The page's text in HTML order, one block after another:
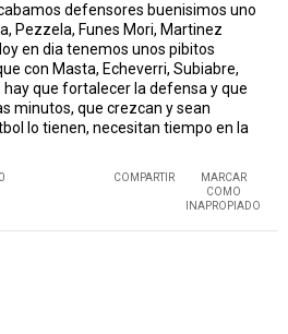
defensores buenisimos uno
Pezzela, Funes Mori, Martinez
en dia tenemos unos pibitos
con Masta, Echeverri, Subiabre,
hay que fortalecer la defensa y que
minutos, que crezcan y sean
lo tienen, necesitan tiempo en la
0 COMPARTIR
MARCAR
COMO
INAPROPIADO